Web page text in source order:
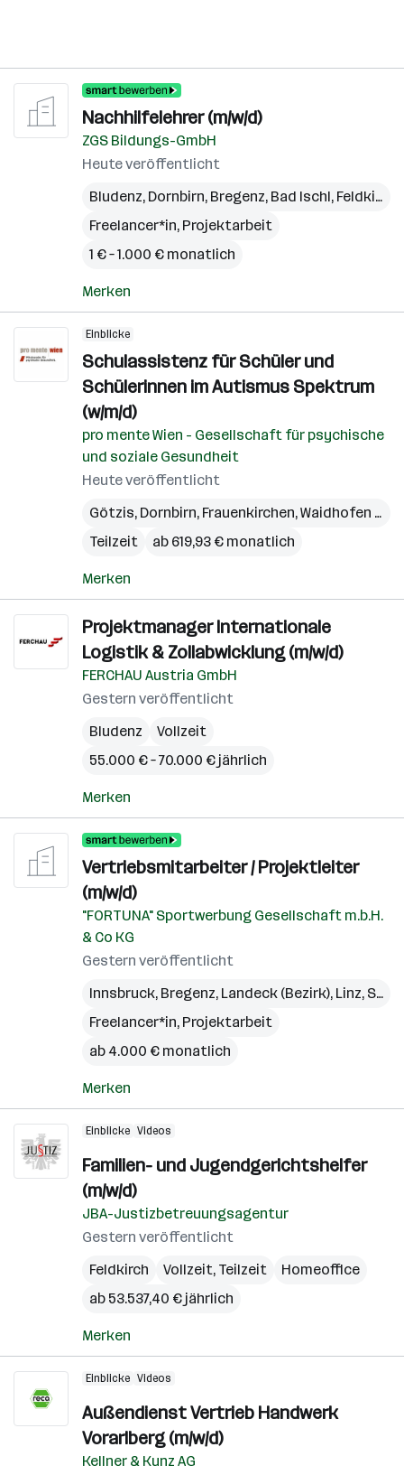
Nachhilfelehrer (m/w/d)
ZGS Bildungs-GmbH
Heute veröffentlicht
Bludenz, Dornbirn, Bregenz, Bad Ischl, Feldkirch
Freelancer*in, Projektarbeit
1 € – 1.000 € monatlich
Merken
Einblicke
Schulassistenz für Schüler und
Schülerinnen im Autismus Spektrum
(w/m/d)
pro mente Wien - Gesellschaft für psychische
und soziale Gesundheit
Heute veröffentlicht
Götzis, Dornbirn, Frauenkirchen,Waidhofen an der Ybbs
Teilzeit
ab 619,93 € monatlich
Merken
Projektmanager Internationale
Logistik & Zollabwicklung (m/w/d)
FERCHAU Austria GmbH
Gestern veröffentlicht
Bludenz
Vollzeit
55.000 € – 70.000 € jährlich
Merken
Vertriebsmitarbeiter / Projektleiter
(m/w/d)
"FORTUNA" Sportwerbung Gesellschaft m.b.H.
& Co KG
Gestern veröffentlicht
Innsbruck, Bregenz, Landeck (Bezirk), Linz, St. Pölten
Freelancer*in, Projektarbeit
ab 4.000 € monatlich
Merken
Einblicke Videos
Familien- und Jugendgerichtshelfer
(m/w/d)
JBA-Justizbetreuungsagentur
Gestern veröffentlicht
Feldkirch
Vollzeit, Teilzeit
Homeoffice
ab 53.537,40 € jährlich
Merken
Einblicke Videos
Außendienst Vertrieb Handwerk
Vorarlberg (m/w/d)
Kellner & Kunz AG